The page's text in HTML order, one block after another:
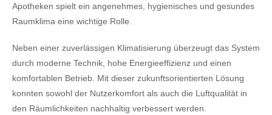
Apotheken spielt ein angenehmes, hygienisches und gesundes
Raumklima eine wichtige Rolle.
Neben einer zuverlässigen Klimatisierung überzeugt das System
durch moderne Technik, hohe Energieeffizienz und einen
komfortablen Betrieb. Mit dieser zukunftsorientierten Lösung
konnten sowohl der Nutzerkomfort als auch die Luftqualität in
den Räumlichkeiten nachhaltig verbessert werden.